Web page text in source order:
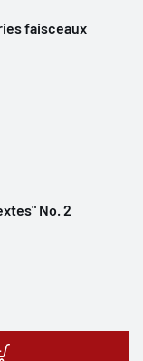
faisceaux
No. 2